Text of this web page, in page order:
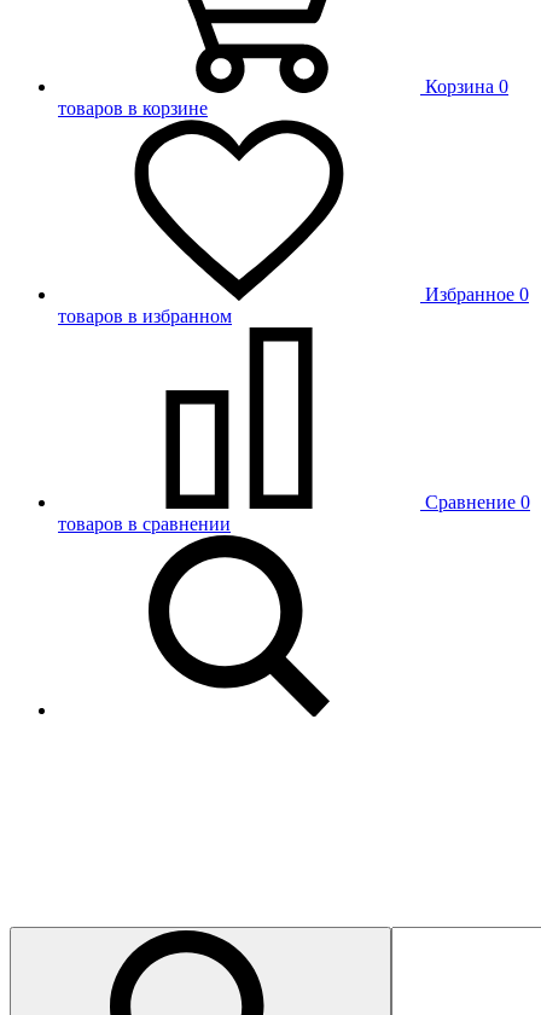
Корзина 0
товаров в корзине
Избранное 0
товаров в избранном
Сравнение 0
товаров в сравнении